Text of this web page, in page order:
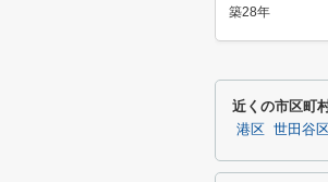
築28年
近くの市区町
港区 世田谷区